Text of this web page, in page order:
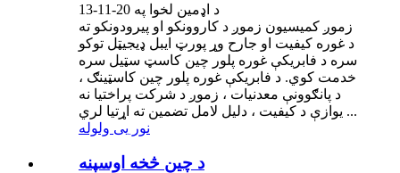
د اډمین لخوا په 20-11-13
زموږ کمیسیون زموږ د کاروونکو او پیرودونکو ته
د غوره کیفیت او جارح وړ پورټ ایبل ډیجیټل توکو
سره د فابریکې غوره پلور چین کاسټ سټیل سره
خدمت کوي. د فابریکې غوره پلور چین کاسټینګ ،
د پانګوونې معدنیات ، زموږ د شرکت پراختیا نه
یوازې د کیفیت ، دلیل لامل تضمین ته اړتیا لري ...
نور یی ولوله
د چین څخه اوسپنه